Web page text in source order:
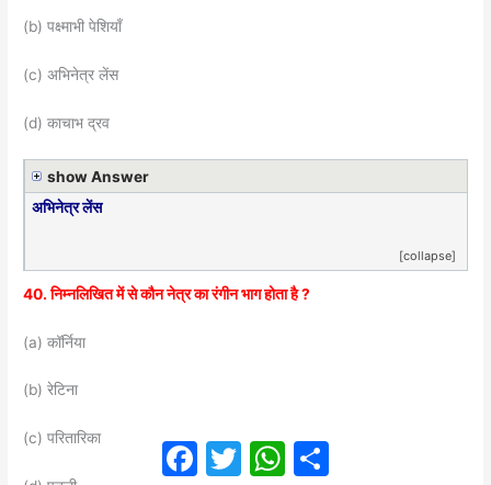
(b) पक्ष्माभी पेशियाँ
(c) अभिनेत्र लेंस
(d) काचाभ द्रव
show Answer
अभिनेत्र लेंस
[collapse]
40. निम्नलिखित में से कौन नेत्र का रंगीन भाग होता है ?
(a) कॉर्निया
(b) रेटिना
(c) परितारिका
FacebookTwitter WhatsApp